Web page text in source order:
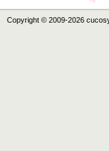
Copyright © 2009-2026